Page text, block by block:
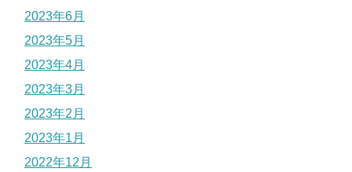
2023年6月
2023年5月
2023年4月
2023年3月
2023年2月
2023年1月
2022年12月